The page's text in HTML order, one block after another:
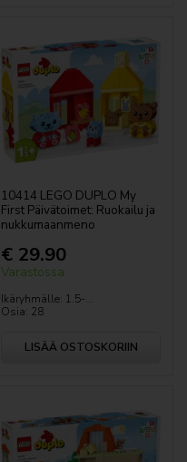
10414 LEGO DUPLO My
First Päivätoimet: Ruokailu ja
nukkumaanmeno
€ 29.90
Varastossa
Ikäryhmälle: 1.5-...
Osia: 28
LISÄÄ OSTOSKORIIN